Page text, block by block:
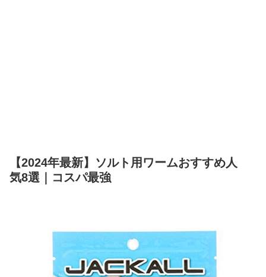
【2024年最新】ソルト用ワームおすすめ人
気8選｜コスパ最強